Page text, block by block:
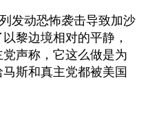
发动恐怖袭击导致加沙
黎边境相对的平静，
声称，它这么做是为
斯和真主党都被美国